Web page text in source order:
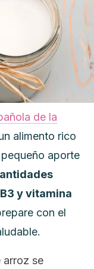
de la
alimento rico
aporte
y vitamina
con el
arroz se